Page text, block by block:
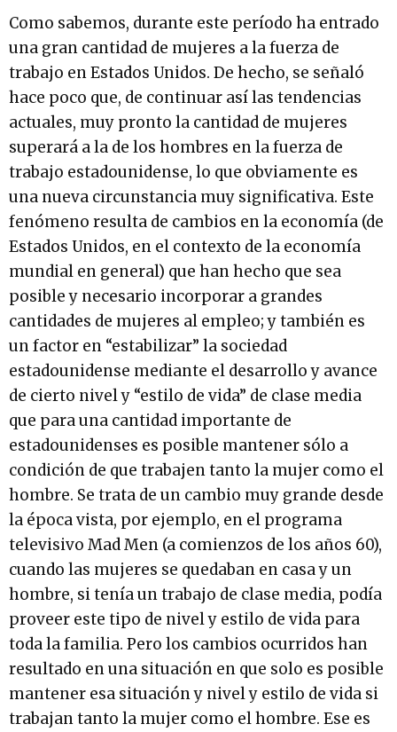
Como sabemos, durante este período ha entrado
una gran cantidad de mujeres a la fuerza de
trabajo en Estados Unidos. De hecho, se señaló
hace poco que, de continuar así las tendencias
actuales, muy pronto la cantidad de mujeres
superará a la de los hombres en la fuerza de
trabajo estadounidense, lo que obviamente es
una nueva circunstancia muy significativa. Este
fenómeno resulta de cambios en la economía (de
Estados Unidos, en el contexto de la economía
mundial en general) que han hecho que sea
posible y necesario incorporar a grandes
cantidades de mujeres al empleo; y también es
un factor en “estabilizar” la sociedad
estadounidense mediante el desarrollo y avance
de cierto nivel y “estilo de vida” de clase media
que para una cantidad importante de
estadounidenses es posible mantener sólo a
condición de que trabajen tanto la mujer como el
hombre. Se trata de un cambio muy grande desde
la época vista, por ejemplo, en el programa
televisivo Mad Men (a comienzos de los años 60),
cuando las mujeres se quedaban en casa y un
hombre, si tenía un trabajo de clase media, podía
proveer este tipo de nivel y estilo de vida para
toda la familia. Pero los cambios ocurridos han
resultado en una situación en que solo es posible
mantener esa situación y nivel y estilo de vida si
trabajan tanto la mujer como el hombre. Ese es